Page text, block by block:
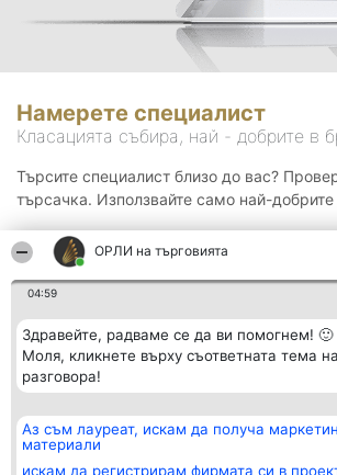
ОРЛИ на търговията
04:59
Здравейте, радваме се да ви помогнем! 🙂
Моля, кликнете върху съответната тема на
разговора!
Аз съм лауреат, искам да получа
материали
искам да регистрирам фирмата си в
Намерете специалист
Класацията събира, най - добрите в
Търсите специалист близо до вас?
търсачка. Използвайте само най-добрите
Организатор на
класиране
Класация